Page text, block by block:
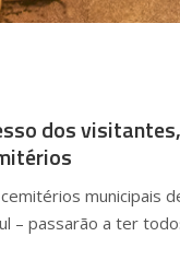
dos
municipais
– passarão a ter